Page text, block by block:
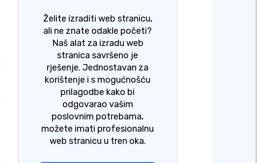
Želite izraditi web stranicu,
ali ne znate odakle početi?
Naš alat za izradu web
stranica savršeno je
rješenje. Jednostavan za
korištenje i s mogućnošću
prilagodbe kako bi
odgovarao vašim
poslovnim potrebama,
možete imati profesionalnu
web stranicu u tren oka.